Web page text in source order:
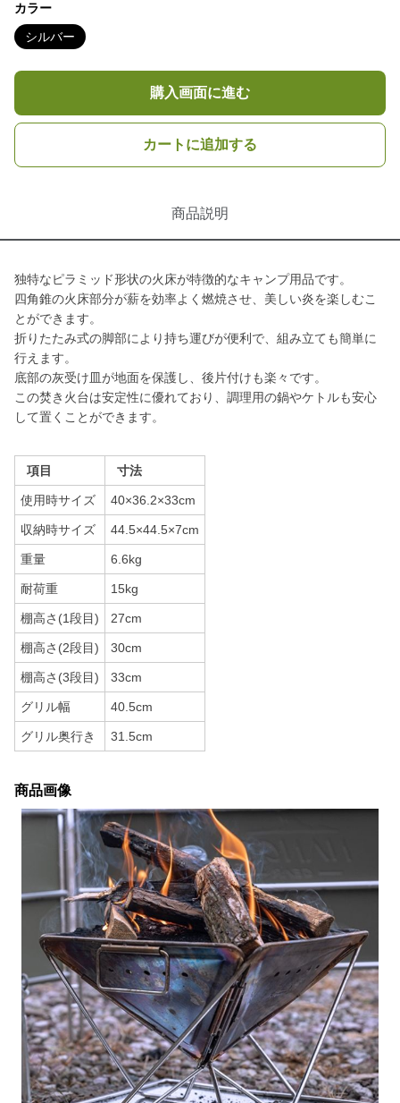
カラー
シルバー
購入画面に進む
カートに追加する
商品説明
独特なピラミッド形状の火床が特徴的なキャンプ用品です。
四角錐の火床部分が薪を効率よく燃焼させ、美しい炎を楽しむこ
とができます。
折りたたみ式の脚部により持ち運びが便利で、組み立ても簡単に
行えます。
底部の灰受け皿が地面を保護し、後片付けも楽々です。
この焚き火台は安定性に優れており、調理用の鍋やケトルも安心
して置くことができます。
項目 寸法
使用時サイズ 40×36.2×33cm
収納時サイズ 44.5×44.5×7cm
重量 6.6kg
耐荷重 15kg
棚高さ(1段目) 27cm
棚高さ(2段目) 30cm
棚高さ(3段目) 33cm
グリル幅 40.5cm
グリル奥行き 31.5cm
商品画像